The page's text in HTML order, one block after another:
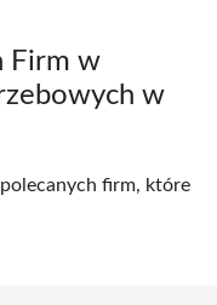
Firm w
w
firm, które